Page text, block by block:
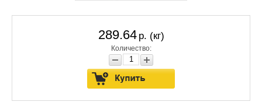
289.64 р. (кг)
Количество: